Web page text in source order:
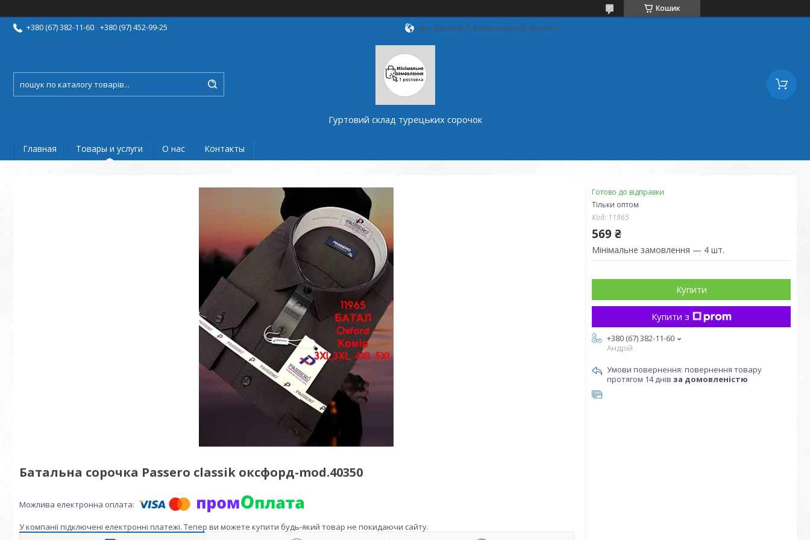
Кошик
+380 (67) 382-11-60 +380 (97) 452-99-25 вул. Геологів 8, Хмельницький, Україна
Гуртовий склад турецьких сорочок
Главная Товары и услуги О нас Контакты
Батальна сорочка Passero classik оксфорд-mod.40350
У компанії підключені електронні платежі. Тепер ви можете купити будь-який товар не покидаючи сайту.
Готово до відправки
Тільки оптом
Код: 11965
569 ₴
Мінімальне замовлення — 4 шт.
Купити
Купити з
+380 (67) 382-11-60
Андрій
повернення товару
протягом 14 днів за домовленістю